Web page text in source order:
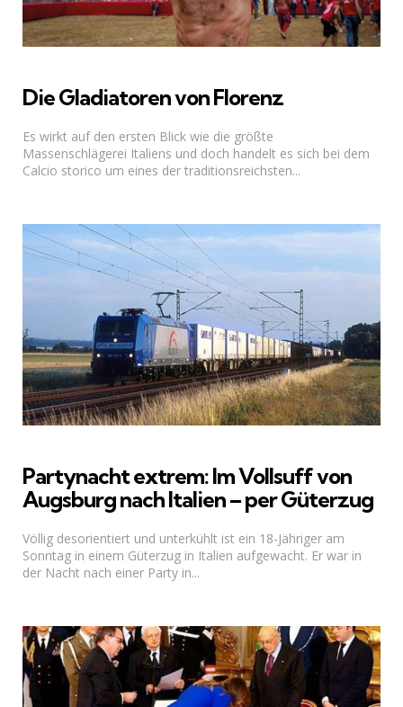
Die Gladiatoren von Florenz
Es wirkt auf den ersten Blick wie die größte
Massenschlägerei Italiens und doch handelt es sich bei dem
Calcio storico um eines der traditionsreichsten...
Partynacht extrem: Im Vollsuff von
Augsburg nach Italien – per Güterzug
Völlig desorientiert und unterkühlt ist ein 18-Jähriger am
Sonntag in einem Güterzug in Italien aufgewacht. Er war in
der Nacht nach einer Party in...